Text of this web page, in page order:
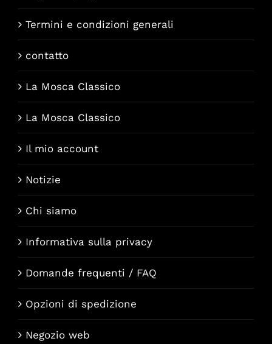
Termini e condizioni generali
contatto
La Mosca Classico
La Mosca Classico
Il mio account
Notizie
Chi siamo
Informativa sulla privacy
Domande frequenti / FAQ
Opzioni di spedizione
Negozio web